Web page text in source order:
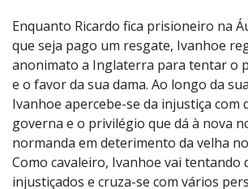
Enquanto Ricardo fica prisioneiro na
que seja pago um resgate, Ivanhoe
anonimato a Inglaterra para tentar o
e o favor da sua dama. Ao longo da
Ivanhoe apercebe-se da injustiça com
governa e o privilégio que dá à nova
normanda em deterimento da velha
Como cavaleiro, Ivanhoe vai tentando
injustiçados e cruza-se com vários